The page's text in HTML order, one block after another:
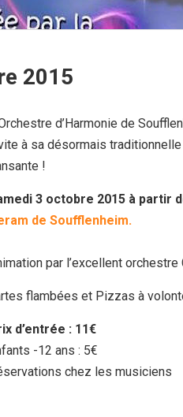
2015
d’Harmonie de
à sa désormais
!
3 octobre 2015 à partir
de Soufflenheim.
par l’excellent orchestre
flambées et Pizzas à
d’entrée : 11€
-12 ans : 5€
chez les musiciens